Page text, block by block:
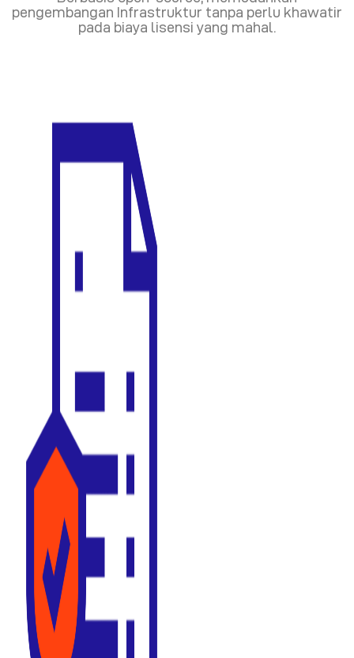
pengembangan Infrastruktur tanpa perlu khawatir
pada biaya lisensi yang mahal.